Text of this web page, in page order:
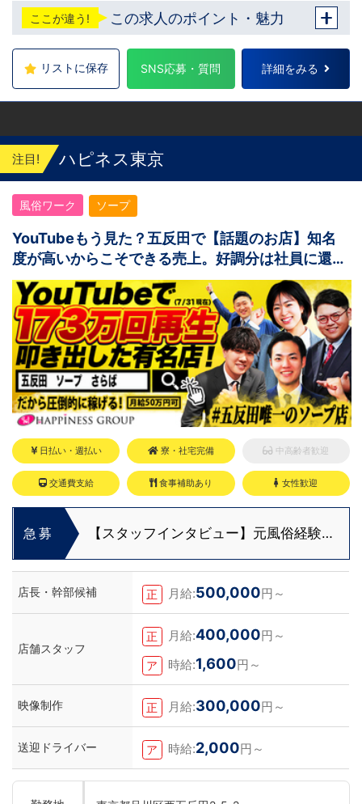
ここが違う! この求人のポイント・魅力
リストに保存 SNS応募・質問 詳細をみる
注目! ハピネス東京
風俗ワーク ソープ
YouTubeもう見た？五反田で【話題のお店】知名
度が高いからこそできる売上。好調分は社員に還
元！
日払い・週払い 寮・社宅完備 中高齢者歓迎
交通費支給 食事補助あり 女性歓迎
急募
【スタッフインタビュー】元風俗経験者
アル
店長・幹部候補 正 月給:500,000円～
店舗スタッフ
正 月給:400,000円～
ア 時給:1,600円～
映像制作 正 月給:300,000円～
送迎ドライバー ア 時給:2,000円～